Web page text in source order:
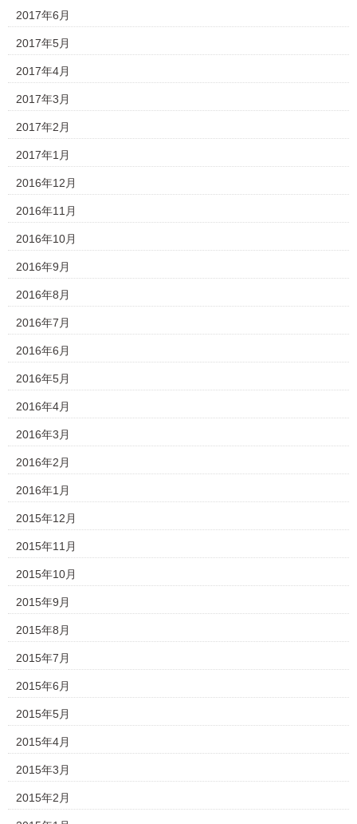
2017年6月
2017年5月
2017年4月
2017年3月
2017年2月
2017年1月
2016年12月
2016年11月
2016年10月
2016年9月
2016年8月
2016年7月
2016年6月
2016年5月
2016年4月
2016年3月
2016年2月
2016年1月
2015年12月
2015年11月
2015年10月
2015年9月
2015年8月
2015年7月
2015年6月
2015年5月
2015年4月
2015年3月
2015年2月